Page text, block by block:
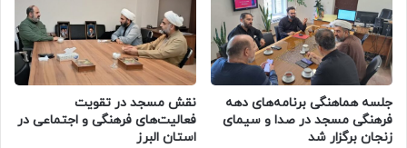
جلسه هماهنگی برنامه‌های دهه
فرهنگی مسجد در صدا و سیمای
زنجان برگزار شد
نقش مسجد در تقویت
فعالیت‌های فرهنگی و اجتماعی در
استان البرز